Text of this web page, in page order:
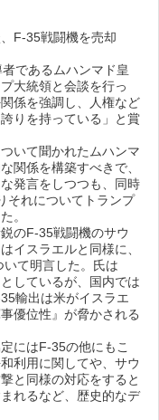
F-35戦闘機を売却
であるムハンマド皇
大統領と会談を行っ
係を強調し、人権など
りを持っている」と賞
いて聞かれたムハンマ
関係を構築すべきで、
発言をしつつも、同時
それについてトランプ
。
のF-35戦闘機のサウ
イスラエルと同様に、
て明言した。氏は
しているが、国内では
輸出は米がイスラエ
優位性』が脅かされる
にはF-35の他にもこ
利用に関してや、サウ
と同様の対応をすると
れるなど、歴史的なデ